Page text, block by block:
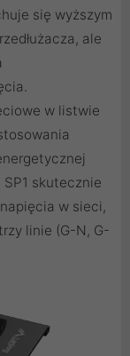
się wyższym
ale
w listwie
skutecznie
w sieci,
linie (G-N, G-